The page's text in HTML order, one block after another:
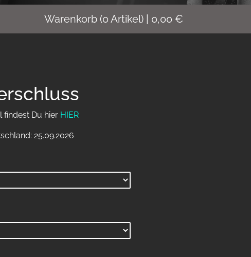
Warenkorb (0 Artikel) 0,00 €
findest Du hier HIER
25.09.2026